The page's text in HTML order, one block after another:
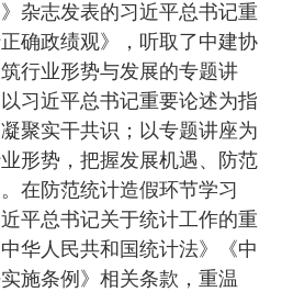
杂志发表的习近平总书记重
确政绩观》，听取了中建协
行业形势与发展的专题讲
习近平总书记重要论述为指
聚实干共识；以专题讲座为
形势，把握发展机遇、防范
在防范统计造假环节学习
平总书记关于统计工作的重
华人民共和国统计法》《中
施条例》相关条款，重温